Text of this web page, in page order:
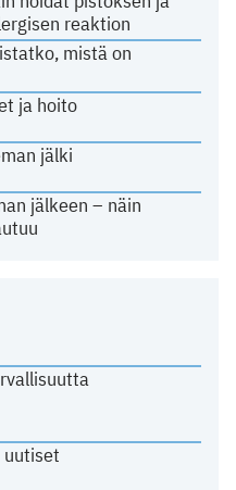
reaktion
mistä on
ja hoito
jälki
jälkeen – näin